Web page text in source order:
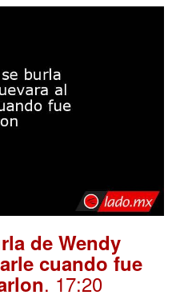
de Wendy
cuando fue
. 17:20